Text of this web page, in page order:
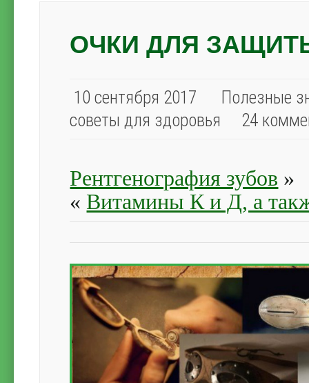
ОЧКИ ДЛЯ
10 сентября 2017
Полезные
советы для здоровья
24
Рентгенография зубов »
« Витамины К и Д, а